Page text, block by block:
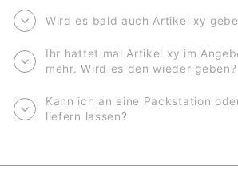
Wird es bald auch Artikel xy
Ihr hattet mal Artikel xy im
mehr. Wird es den wieder geben?
Kann ich an eine Packstation
liefern lassen?